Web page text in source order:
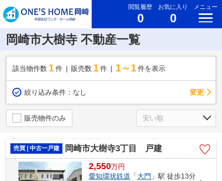
閲覧履歴
0
お気に入り
0
メニュー
岡崎市大樹寺 不動産一覧
該当物件数 1件 販売数 1 件 1～1 件を表示
絞り込み条件： なし 変更
販売物件のみ
売買 | 中古一戸建 岡崎市大樹寺3丁目 戸建
2,550万円
愛知環状鉄道 「大門 」駅 徒歩13分